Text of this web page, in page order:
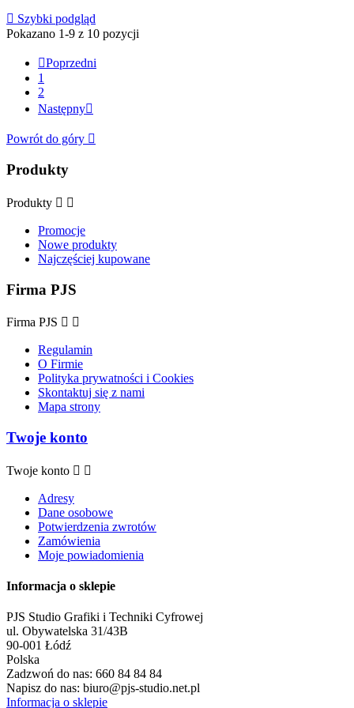
 Szybki podgląd
Pokazano 1-9 z 10 pozycji
Poprzedni
1
2
Następny
Powrót do góry 
Produkty
Produkty  
Promocje
Nowe produkty
Najczęściej kupowane
Firma PJS
Firma PJS  
Regulamin
O Firmie
Polityka prywatności i Cookies
Skontaktuj się z nami
Mapa strony
Twoje konto
Twoje konto  
Adresy
Dane osobowe
Potwierdzenia zwrotów
Zamówienia
Moje powiadomienia
Informacja o sklepie
PJS Studio Grafiki i Techniki Cyfrowej
ul. Obywatelska 31/43B
90-001 Łódź
Polska
Zadzwoń do nas: 660 84 84 84
Napisz do nas: biuro@pjs-studio.net.pl
Informacja o sklepie